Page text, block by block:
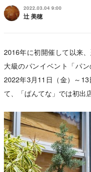
2022.03.04 9:00
辻 美穂
2016年に初開催して以来
大級のパンイベント「パ
2022年3月11日（金）～
て、「ぱんてな」では初出